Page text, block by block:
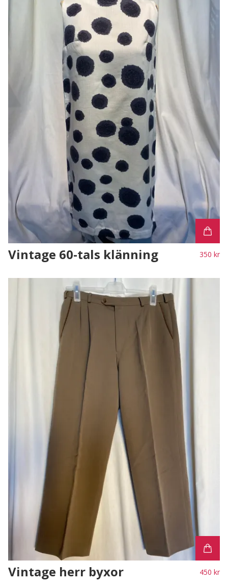
Vintage 60-tals klänning 350 kr
Vintage herr byxor 450 kr